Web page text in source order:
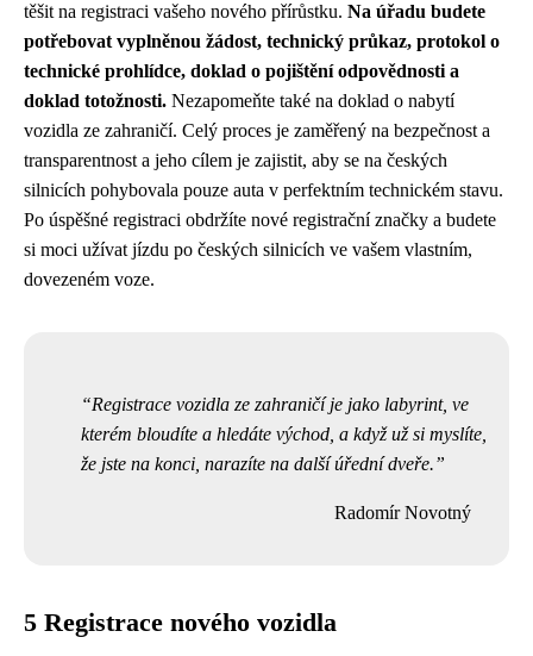
těšit na registraci vašeho nového přírůstku. Na úřadu budete
potřebovat vyplněnou žádost, technický průkaz, protokol o
technické prohlídce, doklad o pojištění odpovědnosti a
doklad totožnosti. Nezapomeňte také na doklad o nabytí
vozidla ze zahraničí. Celý proces je zaměřený na bezpečnost a
transparentnost a jeho cílem je zajistit, aby se na českých
silnicích pohybovala pouze auta v perfektním technickém stavu.
Po úspěšné registraci obdržíte nové registrační značky a budete
si moci užívat jízdu po českých silnicích ve vašem vlastním,
dovezeném voze.
Registrace vozidla ze zahraničí je jako labyrint, ve
kterém bloudíte a hledáte východ, a když už si myslíte,
že jste na konci, narazíte na další úřední dveře.
Radomír Novotný
5 Registrace nového vozidla